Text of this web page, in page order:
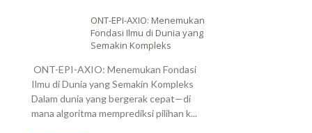
ONT-EPI-AXIO: Menemukan
Fondasi Ilmu di Dunia yang
Semakin Kompleks
ONT-EPI-AXIO: Menemukan Fondasi
Ilmu di Dunia yang Semakin Kompleks
Dalam dunia yang bergerak cepat—di
mana algoritma memprediksi pilihan k...